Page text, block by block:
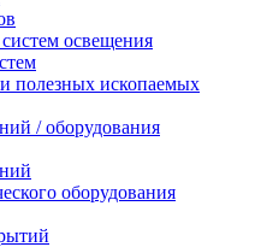
освещения
полезных ископаемых
/ оборудования
оборудования